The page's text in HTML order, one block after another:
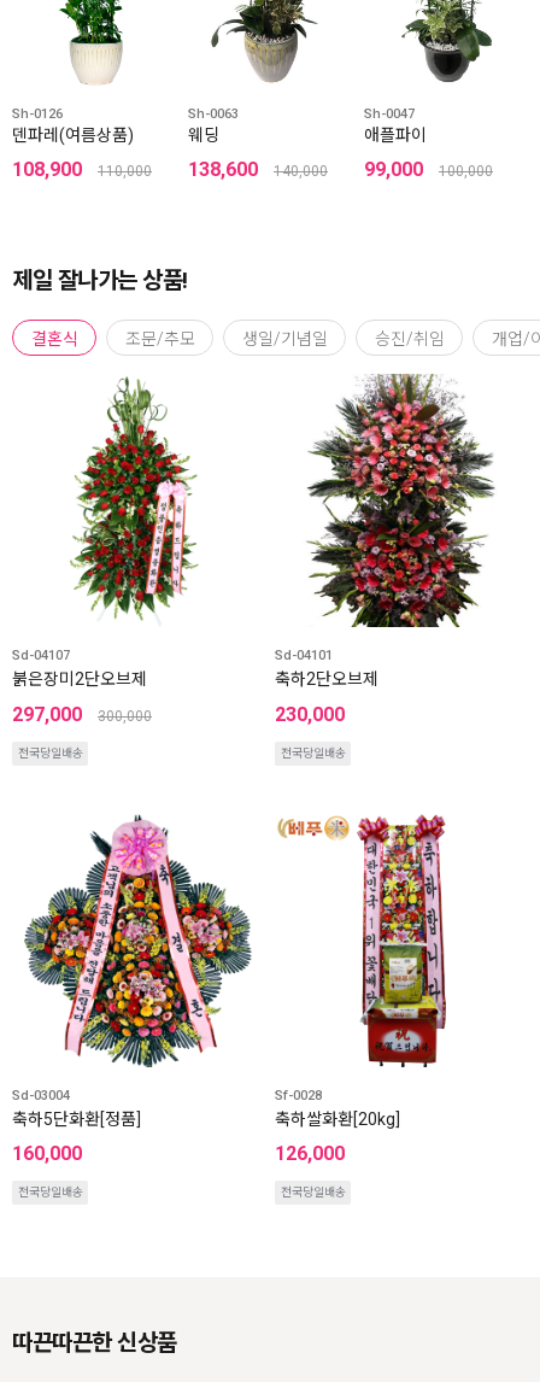
Sh-0126
덴파레(여름상품)
108,900 110,000
Sh-0063
웨딩
138,600 140,000
Sh-0047
애플파이
99,000 100,000
제일 잘나가는 상품!
결혼식 조문/추모 생일/기념일 승진/취임 개업/
Sd-04107
붉은장미2단오브제
297,000 300,000
전국당일배송
Sd-04101
축하2단오브제
230,000
전국당일배송
Sd-03004
축하5단화환[정품]
160,000
전국당일배송
Sf-0028
축하쌀화환[20kg]
126,000
전국당일배송
따끈따끈한 신상품